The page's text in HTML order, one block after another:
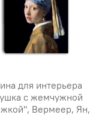
для интерьера
с жемчужной
Вермеер, Ян,